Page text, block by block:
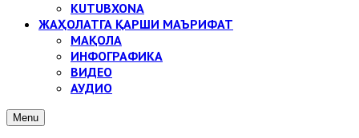
KUTUBXONA
ЖАҲОЛАТГА ҚАРШИ МАЪРИФАТ
МАҚОЛА
ИНФОГРАФИКА
ВИДЕО
АУДИО
Menu